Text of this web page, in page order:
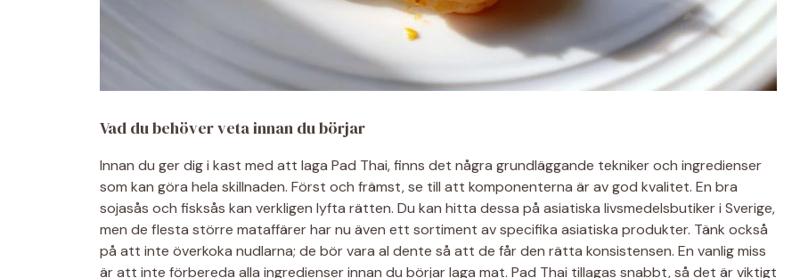
Vad du behöver veta innan du börjar
Innan du ger dig i kast med att laga Pad Thai, finns det några grundläggande tekniker och ingredienser
som kan göra hela skillnaden. Först och främst, se till att komponenterna är av god kvalitet. En bra
sojasås och fisksås kan verkligen lyfta rätten. Du kan hitta dessa på asiatiska livsmedelsbutiker i Sverige,
men de flesta större mataffärer har nu även ett sortiment av specifika asiatiska produkter. Tänk också
på att inte överkoka nudlarna; de bör vara al dente så att de får den rätta konsistensen. En vanlig miss
är att inte förbereda alla ingredienser innan du börjar laga mat. Pad Thai tillagas snabbt, så det är viktigt